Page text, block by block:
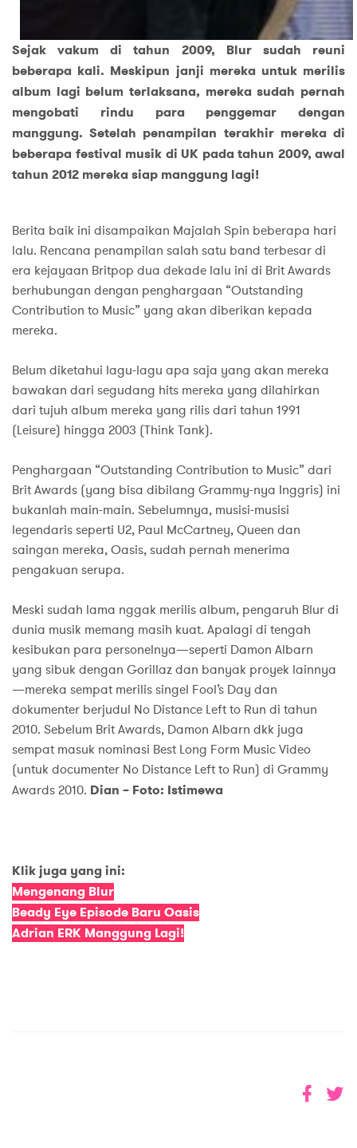
Sejak vakum di tahun 2009, Blur sudah reuni
beberapa kali. Meskipun janji mereka untuk merilis
album lagi belum terlaksana, mereka sudah pernah
mengobati rindu para penggemar dengan
manggung. Setelah penampilan terakhir mereka di
beberapa festival musik di UK pada tahun 2009, awal
tahun 2012 mereka siap manggung lagi!
Berita baik ini disampaikan Majalah Spin beberapa hari
lalu. Rencana penampilan salah satu band terbesar di
era kejayaan Britpop dua dekade lalu ini di Brit Awards
berhubungan dengan penghargaan “Outstanding
Contribution to Music” yang akan diberikan kepada
mereka.
Belum diketahui lagu-lagu apa saja yang akan mereka
bawakan dari segudang hits mereka yang dilahirkan
dari tujuh album mereka yang rilis dari tahun 1991
(Leisure) hingga 2003 (Think Tank).
Penghargaan “Outstanding Contribution to Music” dari
Brit Awards (yang bisa dibilang Grammy-nya Inggris) ini
bukanlah main-main. Sebelumnya, musisi-musisi
legendaris seperti U2, Paul McCartney, Queen dan
saingan mereka, Oasis, sudah pernah menerima
pengakuan serupa.
Meski sudah lama nggak merilis album, pengaruh Blur di
dunia musik memang masih kuat. Apalagi di tengah
kesibukan para personelnya—seperti Damon Albarn
yang sibuk dengan Gorillaz dan banyak proyek lainnya
—mereka sempat merilis singel Fool’s Day dan
dokumenter berjudul No Distance Left to Run di tahun
2010. Sebelum Brit Awards, Damon Albarn dkk juga
sempat masuk nominasi Best Long Form Music Video
(untuk documenter No Distance Left to Run) di Grammy
Awards 2010. Dian – Foto: Istimewa
Klik juga yang ini:
Mengenang Blur
Beady Eye Episode Baru Oasis
Adrian ERK Manggung Lagi!